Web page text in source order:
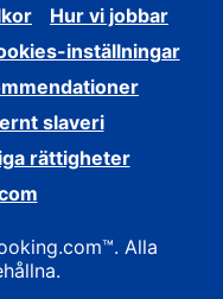
Hur vi jobbar
inställningar
slaveri
rättigheter
Alla